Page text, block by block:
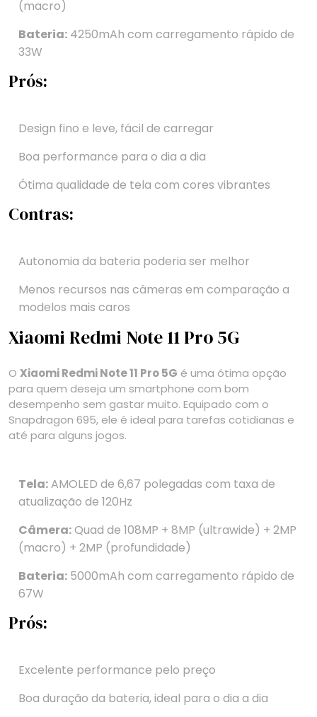
(macro)
Bateria: 4250mAh com carregamento rápido de
33W
Prós:
Design fino e leve, fácil de carregar
Boa performance para o dia a dia
Ótima qualidade de tela com cores vibrantes
Contras:
Autonomia da bateria poderia ser melhor
Menos recursos nas câmeras em comparação a
modelos mais caros
Xiaomi Redmi Note 11 Pro 5G
O Xiaomi Redmi Note 11 Pro 5G é uma ótima opção
para quem deseja um smartphone com bom
desempenho sem gastar muito. Equipado com o
Snapdragon 695, ele é ideal para tarefas cotidianas e
até para alguns jogos.
Tela:AMOLED de 6,67 polegadas com taxa de
atualização de 120Hz
Câmera:Quad de 108MP + 8MP (ultrawide) + 2MP
(macro) + 2MP (profundidade)
Bateria: 5000mAh com carregamento rápido de
67W
Prós:
Excelente performance pelo preço
Boa duração da bateria, ideal para o dia a dia